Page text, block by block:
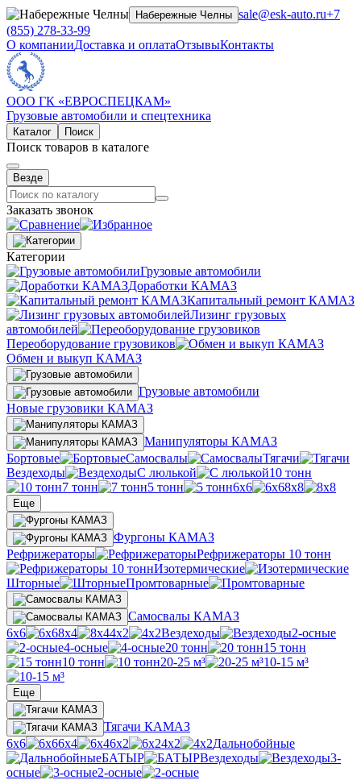
Набережные Челны sale@esk-auto.ru+7
(855) 278-33-99
О компанииДоставка и оплатаОтзывыКонтакты
ООО ГК «ЕВРОСПЕЦКАМ»
Грузовые автомобили и спецтехника
Каталог Поиск
Поиск товаров в каталоге
Везде
Заказать звонок
Категории
Грузовые автомобили
Доработки КАМАЗ
Капитальный ремонт КАМАЗ
Лизинг грузовых
автомобилей
Переоборудование грузовиков
Обмен и выкуп КАМАЗ
Грузовые автомобили
Новые грузовики КАМАЗ
Манипуляторы КАМАЗ
Бортовые
Самосвалы
Тягачи
Вездеходы
С люлькой
10 тонн
7 тонн
5 тонн 6х6 8х8
Еще
Фургоны КАМАЗ
Рефрижераторы
Рефрижераторы 10 тонн
Изотермические
Шторные
Промтоварные
Самосвалы КАМАЗ
6х6
8х4 4х2 Вездеходы
2-осные
4-осные
20 тонн
15 тонн
10 тонн
20-25 м³ 10-15 м³
Еще
Тягачи КАМАЗ
6х6
6х4 6х2 4х2
Дальнобойные
БАТЫР
Вездеходы
3-
осные
2-осные